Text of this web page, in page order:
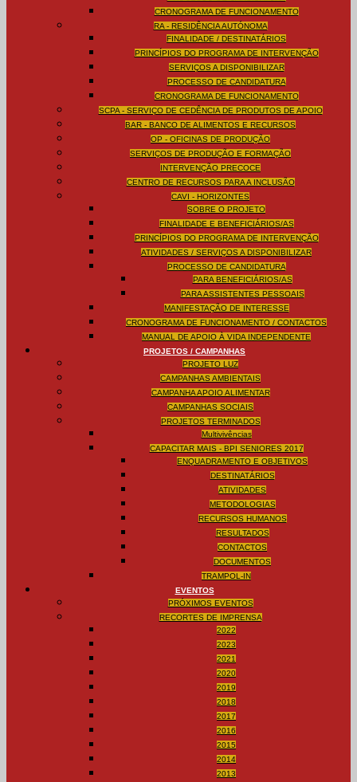
CRONOGRAMA DE FUNCIONAMENTO
RA - RESIDÊNCIA AUTÓNOMA
FINALIDADE / DESTINATÁRIOS
PRINCÍPIOS DO PROGRAMA DE INTERVENÇÃO
SERVIÇOS A DISPONIBILIZAR
PROCESSO DE CANDIDATURA
CRONOGRAMA DE FUNCIONAMENTO
SCPA - SERVIÇO DE CEDÊNCIA DE PRODUTOS DE APOIO
BAR - BANCO DE ALIMENTOS E RECURSOS
OP - OFICINAS DE PRODUÇÃO
SERVIÇOS DE PRODUÇÃO E FORMAÇÃO
INTERVENÇÃO PRECOCE
CENTRO DE RECURSOS PARA A INCLUSÃO
CAVI - HORIZONTES
SOBRE O PROJETO
FINALIDADE E BENEFICIÁRIOS/AS
PRINCÍPIOS DO PROGRAMA DE INTERVENÇÃO
ATIVIDADES / SERVIÇOS A DISPONIBILIZAR
PROCESSO DE CANDIDATURA
PARA BENEFICIÁRIOS/AS
PARA ASSISTENTES PESSOAIS
MANIFESTAÇÃO DE INTERESSE
CRONOGRAMA DE FUNCIONAMENTO / CONTACTOS
MANUAL DE APOIO À VIDA INDEPENDENTE
PROJETOS / CAMPANHAS
PROJETO LUZ
CAMPANHAS AMBIENTAIS
CAMPANHA APOIO ALIMENTAR
CAMPANHAS SOCIAIS
PROJETOS TERMINADOS
Multivivências
CAPACITAR MAIS - BPI SENIORES 2017
ENQUADRAMENTO E OBJETIVOS
DESTINATÁRIOS
ATIVIDADES
METODOLOGIAS
RECURSOS HUMANOS
RESULTADOS
CONTACTOS
DOCUMENTOS
TRAMPOL-IN
EVENTOS
PRÓXIMOS EVENTOS
RECORTES DE IMPRENSA
2022
2023
2021
2020
2019
2018
2017
2016
2015
2014
2013